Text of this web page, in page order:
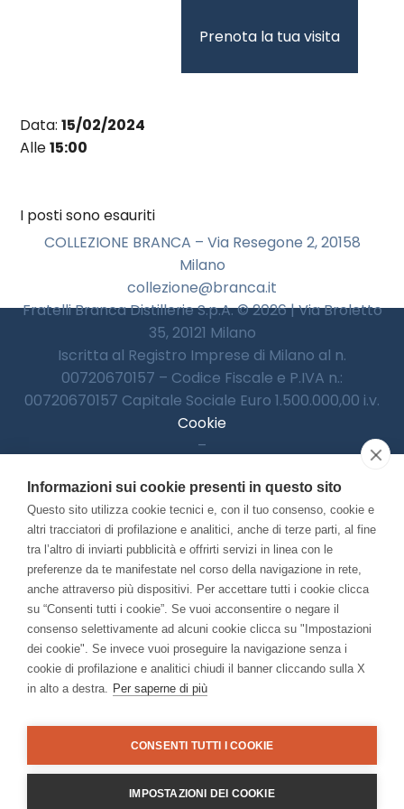
Prenota la tua visita
Data:15/02/2024
Alle15:00
I posti sono esauriti
COLLEZIONE BRANCA – Via Resegone 2, 20158
Milano
collezione@branca.it
Fratelli Branca Distillerie S.p.A. © 2026 | Via Broletto
35, 20121 Milano
Iscritta al Registro Imprese di Milano al n.
00720670157 – Codice Fiscale e P.IVA n.:
00720670157 Capitale Sociale Euro 1.500.000,00 i.v.
Cookie
–
–
Accessibilitià
Con il contributo di:
Bando “Musei di Impresa 2025”
Informazioni sui cookie presenti in questo sito
Questo sito utilizza cookie tecnici e, con il tuo consenso, cookie e
altri tracciatori di profilazione e analitici, anche di terze parti, al fine
tra l’altro di inviarti pubblicità e offrirti servizi in linea con le
preferenze da te manifestate nel corso della navigazione in rete,
anche attraverso più dispositivi. Per accettare tutti i cookie clicca
su “Consenti tutti i cookie”. Se vuoi acconsentire o negare il
consenso selettivamente ad alcuni cookie clicca su "Impostazioni
dei cookie". Se invece vuoi proseguire la navigazione senza i
cookie di profilazione e analitici chiudi il banner cliccando sulla X
in alto a destra. Per saperne di più
CONSENTI TUTTI I COOKIE
IMPOSTAZIONI DEI COOKIE